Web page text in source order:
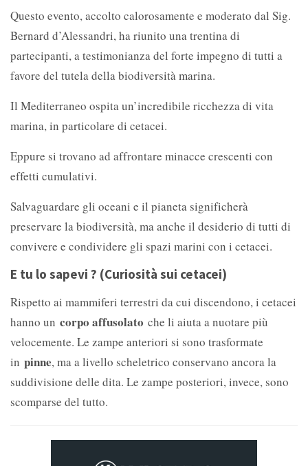
Questo evento, accolto calorosamente e moderato dal Sig.
Bernard d’Alessandri, ha riunito una trentina di
partecipanti, a testimonianza del forte impegno di tutti a
favore del tutela della biodiversità marina.
Il Mediterraneo ospita un’incredibile ricchezza di vita
marina, in particolare di cetacei.
Eppure si trovano ad affrontare minacce crescenti con
effetti cumulativi.
Salvaguardare gli oceani e il pianeta significherà
preservare la biodiversità, ma anche il desiderio di tutti di
convivere e condividere gli spazi marini con i cetacei.
E tu lo sapevi ? (Curiosità sui cetacei)
Rispetto ai mammiferi terrestri da cui discendono, i cetacei
hanno un corpo affusolato che li aiuta a nuotare più
velocemente. Le zampe anteriori si sono trasformate
in pinne, ma a livello scheletrico conservano ancora la
suddivisione delle dita. Le zampe posteriori, invece, sono
scomparse del tutto.